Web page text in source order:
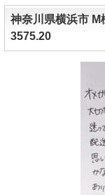
神奈川県横浜市 M
3575.20